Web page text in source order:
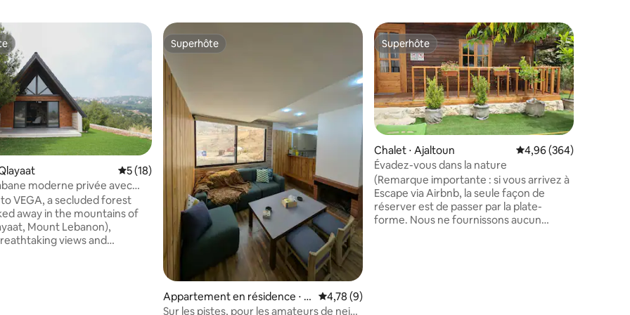
Évaluation moyenne sur la base de 18 commentaires : 5 sur 5
5 (18)
moderne privée avec
VEGA, a secluded forest
away in the mountains of
Mount Lebanon),
views and
Superhôte
Superhôte
Appartement en résidence ⋅ K
fardebian
Évaluation moyenne sur la base de 9 commentaires : 4,78 sur 5
4,78 (9)
Sur les pistes, pour les amateurs de neige
Superhôte
Superhôte
Chalet ⋅ Ajaltoun Évaluation moyenne
4,96 (364)
Évadez-vous dans la nature
(Remarque importante : si vous arrivez à
Escape via Airbnb, la seule façon de
réserver est de passer par la plate-
forme. Nous ne fournissons aucun